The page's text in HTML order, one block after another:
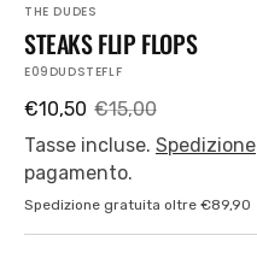
THE DUDES
STEAKS FLIP FLOPS
SKU:
E09DUDSTEFLF
Prezzo
di
vendita
€10,50 Prezzo
regolare
€15,00
Tasse incluse. Spedizione
pagamento.
Spedizione gratuita oltre €89,90